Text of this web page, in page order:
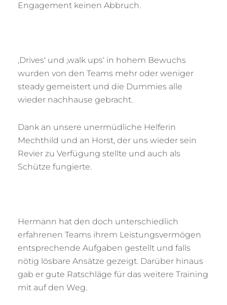
Engagement keinen Abbruch.
‚Drives‘ und ‚walk ups‘ in hohem Bewuchs
wurden von den Teams mehr oder weniger
steady gemeistert und die Dummies alle
wieder nachhause gebracht.
Dank an unsere unermüdliche Helferin
Mechthild und an Horst, der uns wieder sein
Revier zu Verfügung stellte und auch als
Schütze fungierte.
Hermann hat den doch unterschiedlich
erfahrenen Teams ihrem Leistungsvermögen
entsprechende Aufgaben gestellt und falls
nötig lösbare Ansätze gezeigt. Darüber hinaus
gab er gute Ratschläge für das weitere Training
mit auf den Weg.